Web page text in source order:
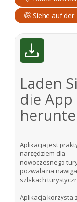
Siehe auf der
Laden
die App
Aplikacja jest
narzędziem dla
nowoczesnego
pozwala na
szlakach
Aplikacja korzysta